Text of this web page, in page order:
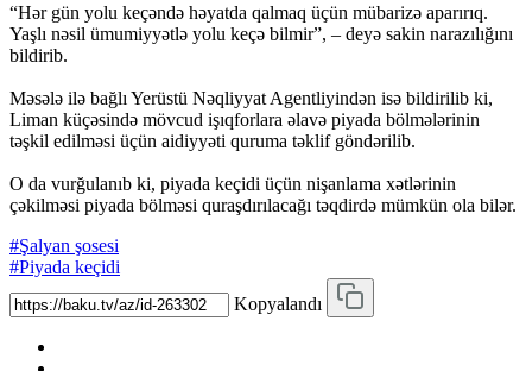
“Hər gün yolu keçəndə həyatda qalmaq üçün mübarizə aparırıq.
Yaşlı nəsil ümumiyyətlə yolu keçə bilmir”, – deyə sakin narazılığını
bildirib.
Məsələ ilə bağlı Yerüstü Nəqliyyat Agentliyindən isə bildirilib ki,
Liman küçəsində mövcud işıqforlara əlavə piyada bölmələrinin
təşkil edilməsi üçün aidiyyəti quruma təklif göndərilib.
O da vurğulanıb ki, piyada keçidi üçün nişanlama xətlərinin
çəkilməsi piyada bölməsi quraşdırılacağı təqdirdə mümkün ola bilər.
#Şalyan şosesi
#Piyada keçidi
Kopyalandı